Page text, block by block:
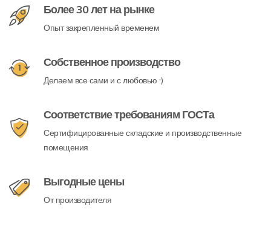
Более 30 лет на рынке
Опыт закрепленный временем
Собственное производство
Делаем все сами и с любовью :)
Соответствие требованиям ГОСТа
Сертифицированные складские и производственные
помещения
Выгодные цены
От производителя